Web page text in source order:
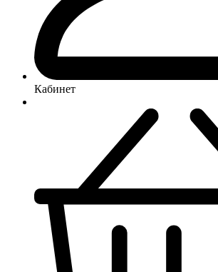
Кабинет